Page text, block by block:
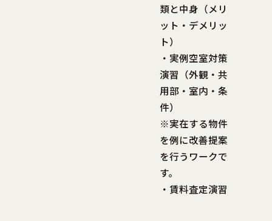
類と中身（メリ
ット・デメリッ
ト）
・実例空室対策
演習（外観・共
用部・室内・条
件）
※実在する物件
を例に改善提案
を行うワークで
す。
・賃料査定演習